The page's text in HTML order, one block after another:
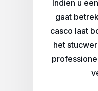
Indien u
gaat
casco laat
het